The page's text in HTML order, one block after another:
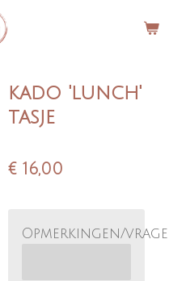
kado 'lunch'
tasje
€ 16,00
Opmerkingen/